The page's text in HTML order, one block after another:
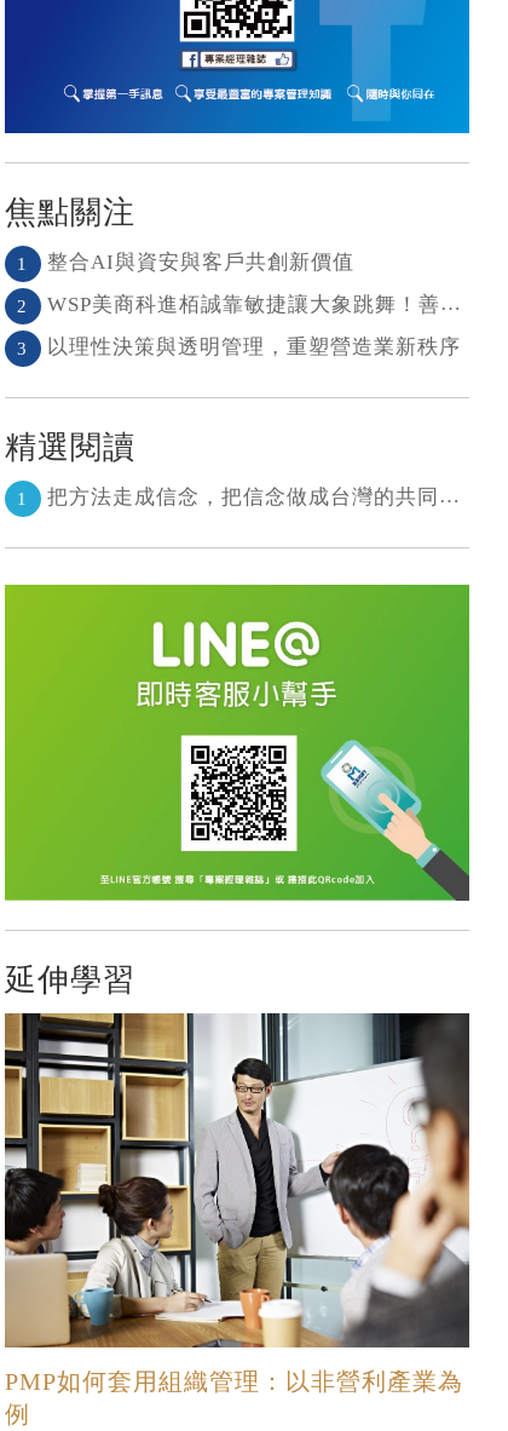
焦點關注
1 整合AI與資安與客戶共創新價值
2 WSP美商科進栢誠靠敏捷讓大象跳舞！善用敏捷＋科技力， 大型工程也能快速迭代
3 以理性決策與透明管理，重塑營造業新秩序
精選閱讀
1 把方法走成信念，把信念做成台灣的共同語言 二十年志業，陪伴台灣走過專案管理與敏捷轉型
延伸學習
PMP如何套用組織管理：以非營利產業為
例